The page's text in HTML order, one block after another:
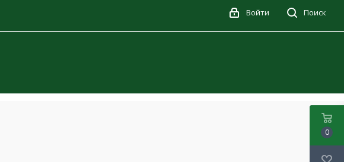
Поиск
Войти
0